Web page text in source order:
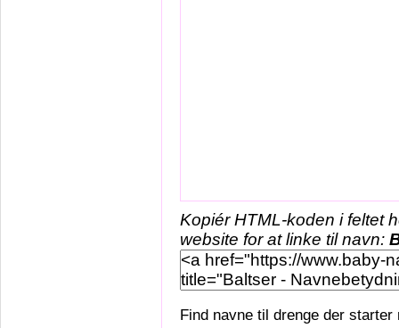
Kopiér HTML-koden i feltet
website for at linke til navn:
Find navne til drenge der starter